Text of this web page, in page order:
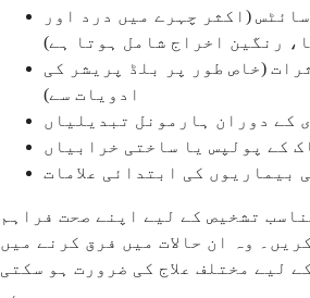
(اکثر چہرے میں درد اور
رنگین اخراج شامل ہوتا ہے)
(خاص طور پر بلڈ پریشر کی
ادویات سے)
کے دوران ہارمونل تبدیلیاں
کے پولپس یا ساختی خرابیاں
بیماریوں کی ابتدائی علامات
تشخیص کے لیے اپنے صحت فراہم
وہ ان حالات میں فرق کرنے میں
لیے مختلف علاج کی ضرورت ہو سکتی
ہے۔